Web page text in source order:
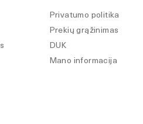
Privatumo politika
Prekių grąžinimas
DUK
Mano informacija